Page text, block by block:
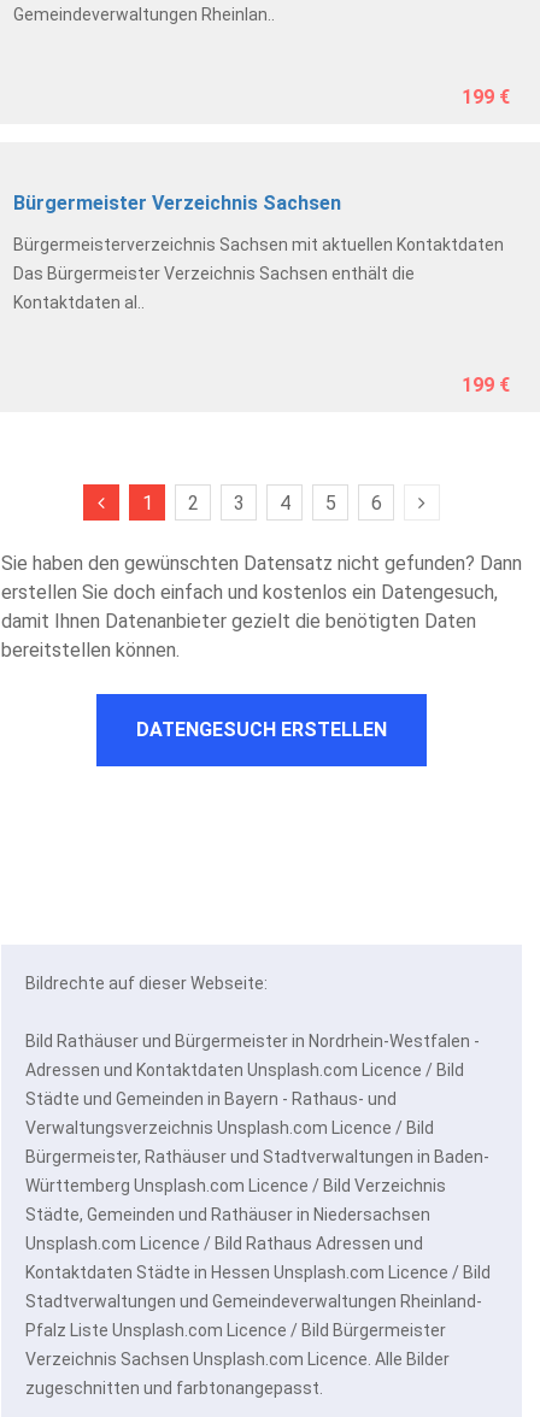
Gemeindeverwaltungen Rheinlan..
199 €
Bürgermeister Verzeichnis Sachsen
Bürgermeisterverzeichnis Sachsen mit aktuellen Kontaktdaten
Das Bürgermeister Verzeichnis Sachsen enthält die
Kontaktdaten al..
199 €
1 2 3 4 5 6
Sie haben den gewünschten Datensatz nicht gefunden? Dann
erstellen Sie doch einfach und kostenlos ein Datengesuch,
damit Ihnen Datenanbieter gezielt die benötigten Daten
bereitstellen können.
DATENGESUCH ERSTELLEN
Bildrechte auf dieser Webseite:
Bild Rathäuser und Bürgermeister in Nordrhein-Westfalen -
Adressen und Kontaktdaten Unsplash.com Licence / Bild
Städte und Gemeinden in Bayern - Rathaus- und
Verwaltungsverzeichnis Unsplash.com Licence / Bild
Bürgermeister, Rathäuser und Stadtverwaltungen in Baden-
Württemberg Unsplash.com Licence / Bild Verzeichnis
Städte, Gemeinden und Rathäuser in Niedersachsen
Unsplash.com Licence / Bild Rathaus Adressen und
Kontaktdaten Städte in Hessen Unsplash.com Licence / Bild
Stadtverwaltungen und Gemeindeverwaltungen Rheinland-
Pfalz Liste Unsplash.com Licence / Bild Bürgermeister
Verzeichnis Sachsen Unsplash.com Licence. Alle Bilder
zugeschnitten und farbtonangepasst.